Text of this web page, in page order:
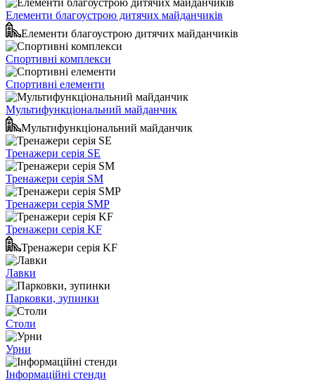
Елементи благоустрою дитячих майданчиків
Елементи благоустрою дитячих майданчиків
Спортивні комплекси
Спортивні елементи
Мультифункціональний майданчик
Мультифункціональний майданчик
Тренажери серія SE
Тренажери серія SM
Тренажери серія SMP
Тренажери серія KF
Тренажери серія KF
Лавки
Парковки, зупинки
Столи
Урни
Інформаційні стенди